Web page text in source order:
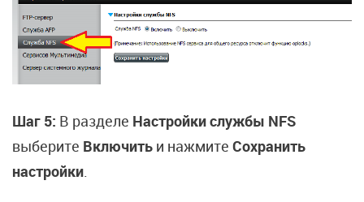
Шаг 5: В разделе Настройки службы NFS
выберите Включить и нажмите Сохранить
настройки.